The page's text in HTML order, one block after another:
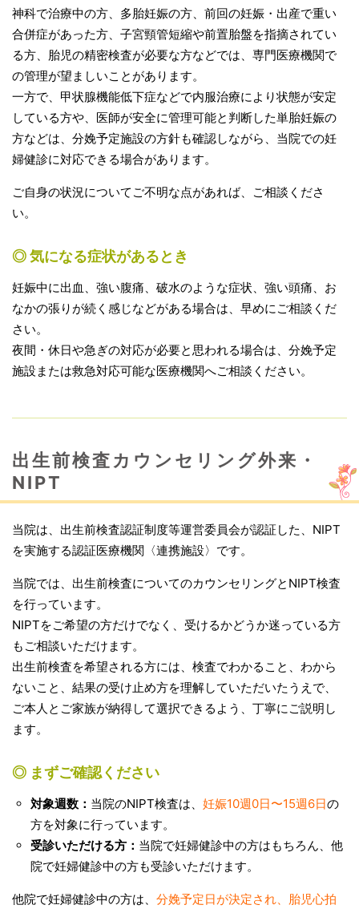
神科で治療中の方、多胎妊娠の方、前回の妊娠・出産で重い
合併症があった方、子宮頸管短縮や前置胎盤を指摘されてい
る方、胎児の精密検査が必要な方などでは、専門医療機関で
の管理が望ましいことがあります。
一方で、甲状腺機能低下症などで内服治療により状態が安定
している方や、医師が安全に管理可能と判断した単胎妊娠の
方などは、分娩予定施設の方針も確認しながら、当院での妊
婦健診に対応できる場合があります。
ご自身の状況についてご不明な点があれば、ご相談くださ
い。
◎ 気になる症状があるとき
妊娠中に出血、強い腹痛、破水のような症状、強い頭痛、お
なかの張りが続く感じなどがある場合は、早めにご相談くだ
さい。
夜間・休日や急ぎの対応が必要と思われる場合は、分娩予定
施設または救急対応可能な医療機関へご相談ください。
出生前検査カウンセリング外来・
NIPT
当院は、出生前検査認証制度等運営委員会が認証した、NIPT
を実施する認証医療機関〈連携施設〉です。
当院では、出生前検査についてのカウンセリングとNIPT検査
を行っています。
NIPTをご希望の方だけでなく、受けるかどうか迷っている方
もご相談いただけます。
出生前検査を希望される方には、検査でわかること、わから
ないこと、結果の受け止め方を理解していただいたうえで、
ご本人とご家族が納得して選択できるよう、丁寧にご説明し
ます。
◎ まずご確認ください
対象週数： 当院のNIPT検査は、 妊娠10週0日〜15週6日の
方を対象に行っています。
受診いただける方： 当院で妊婦健診中の方はもちろん、他
院で妊婦健診中の方も受診いただけます。
他院で妊婦健診中の方は、 分娩予定日が決定され、胎児心拍